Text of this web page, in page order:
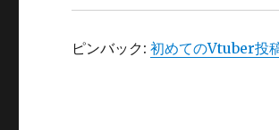
ピンバック:初めてのVtuber投